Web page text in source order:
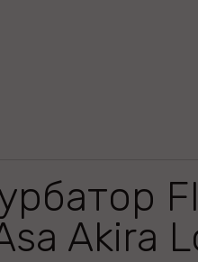
Akira